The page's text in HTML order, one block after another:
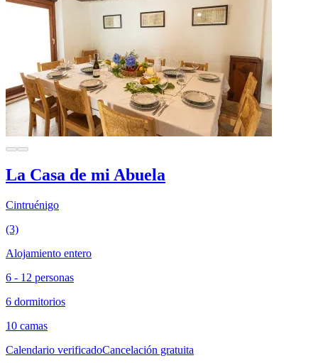
La Casa de mi Abuela
Cintruénigo
(3)
Alojamiento entero
6 - 12 personas
6 dormitorios
10 camas
Calendario verificadoCancelación gratuita